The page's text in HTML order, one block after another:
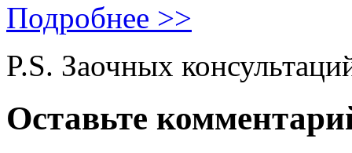
Подробнее >>
P.S. Заочных
Оставьте